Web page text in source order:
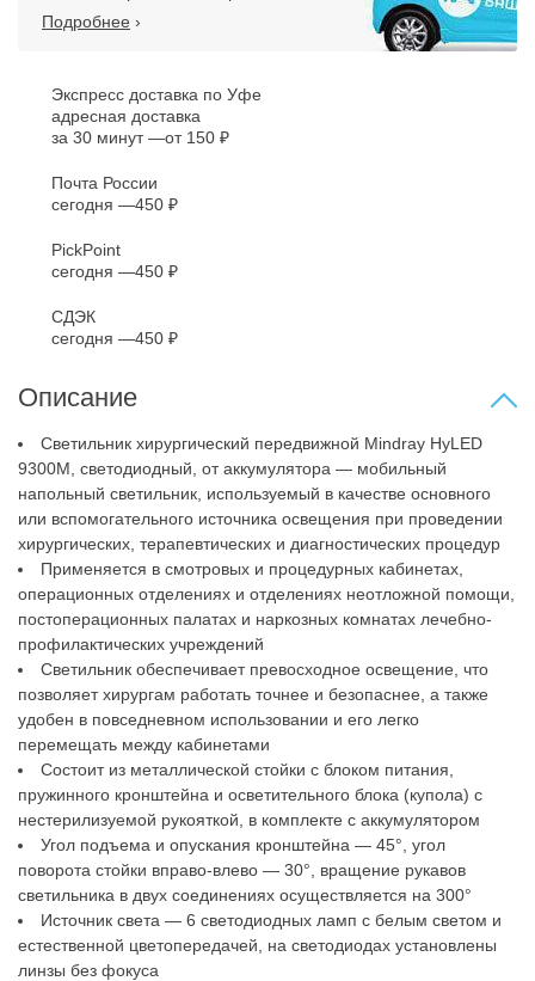
Подробнее ›
Экспресс доставка по Уфе
адресная доставка
за 30 минут
от 150 ₽
Почта России
сегодня
450 ₽
PickPoint
сегодня
450 ₽
СДЭК
сегодня
450 ₽
Описание
Светильник хирургический передвижной Mindray HyLED
9300M, светодиодный, от аккумулятора — мобильный
напольный светильник, используемый в качестве основного
или вспомогательного источника освещения при проведении
хирургических, терапевтических и диагностических процедур
Применяется в смотровых и процедурных кабинетах,
операционных отделениях и отделениях неотложной помощи,
постоперационных палатах и наркозных комнатах лечебно-
профилактических учреждений
Светильник обеспечивает превосходное освещение, что
позволяет хирургам работать точнее и безопаснее, а также
удобен в повседневном использовании и его легко
перемещать между кабинетами
Состоит из металлической стойки с блоком питания,
пружинного кронштейна и осветительного блока (купола) с
нестерилизуемой рукояткой, в комплекте с аккумулятором
Угол подъема и опускания кронштейна — 45°, угол
поворота стойки вправо-влево — 30°, вращение рукавов
светильника в двух соединениях осуществляется на 300°
Источник света — 6 светодиодных ламп с белым светом и
естественной цветопередачей, на светодиодах установлены
линзы без фокуса